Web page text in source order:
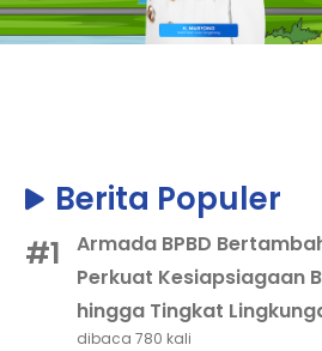
Berita Populer
#1
Armada BPBD
Perkuat Kesiapsiagaan
hingga Tingkat
dibaca 780 kali